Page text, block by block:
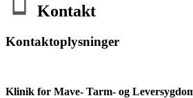
Kontakt
Kontaktoplysninger
Klinik for Mave- Tarm- og